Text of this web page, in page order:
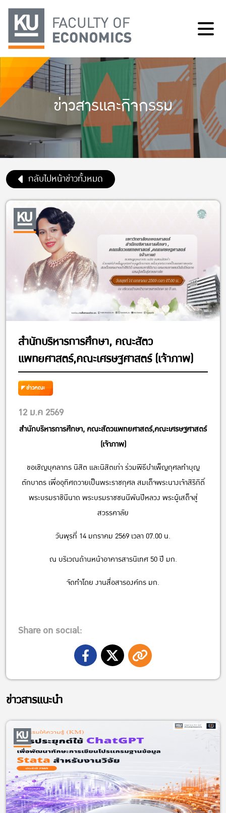
ข่าวสารและกิจกรรม
กลับไปหน้าข่าวทั้งหมด
สำนักบริหารการศึกษา, คณะสัตว
แพทยศาสตร์,คณะเศรษฐศาสตร์ (เจ้าภาพ)
ข่าวคณะ
12 ม.ค 2569
สำนักบริหารการศึกษา, คณะสัตวแพทยศาสตร์,คณะเศรษฐศาสตร์
(เจ้าภาพ)
ขอเชิญบุคลากร นิสิต และนิสิตเก่า ร่วมพิธีบำเพ็ญกุศลทำบุญ
ตักบาตร เพื่ออุทิศถวายเป็นพระราชกุศล สมเด็จพระนางเจ้าสิริกิติ์
พระบรมราชินีนาถ พระบรมราชชนนีพันปีหลวง พระผู้เสด็จสู่
สวรรคาลัย
วันพุรที่ 14 มกราคม 2569 เวลา 07.00 น.
ณ บริเวณด้านหน้าอาคารสารนิเทศ 50 ปี มก.
จัดทําโดย งานสื่อสารองค์กร มก.
Share on social:
ข่าวสารแนะนำ